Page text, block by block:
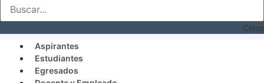
Close
Aspirantes
Estudiantes
Egresados